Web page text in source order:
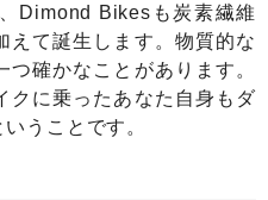
Dimond Bikesも炭素繊維
えて誕生します。物質的な
確かなことがあります。
クに乗ったあなた自身もダ
うことです。